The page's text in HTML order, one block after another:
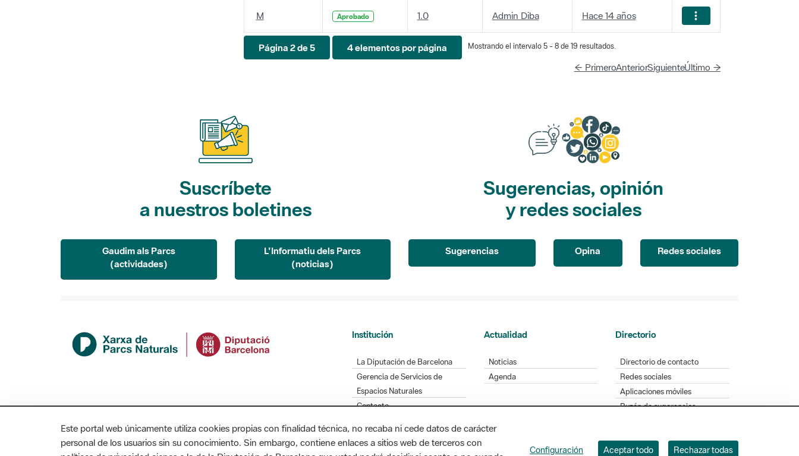
M Aprobado 1.0 Admin Diba Hace 14 años
Página 2 de 5 4 elementos por página Mostrando el intervalo 5 - 8 de 19 resultados.
← PrimeroAnteriorSiguienteÚltimo →
Suscríbete
a nuestros boletines
Gaudim als Parcs
(actividades)
L'Informatiu dels Parcs
(noticias)
Sugerencias, opinión
y redes sociales
Sugerencias Opina Redes sociales
Institución
La Diputación de Barcelona
Gerencia de Servicios de
Espacios Naturales
Contacto
Actualidad
Noticias
Agenda
Directorio
Directorio de contacto
Redes sociales
Aplicaciones móviles
Buzón de sugerencias
Este portal web únicamente utiliza cookies propias con finalidad técnica, no recaba ni cede datos de carácter
personal de los usuarios sin su conocimiento. Sin embargo, contiene enlaces a sitios web de terceros con
Configuración Aceptar todo Rechazar todas